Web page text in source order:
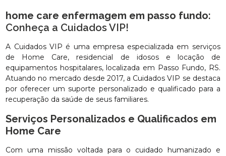
home care enfermagem em passo fundo:
Conheça a Cuidados VIP!
A Cuidados VIP é uma empresa especializada em serviços
de Home Care, residencial de idosos e locação de
equipamentos hospitalares, localizada em Passo Fundo, RS.
Atuando no mercado desde 2017, a Cuidados VIP se destaca
por oferecer um suporte personalizado e qualificado para a
recuperação da saúde de seus familiares.
Serviços Personalizados e Qualificados em
Home Care
Com uma missão voltada para o cuidado humanizado e